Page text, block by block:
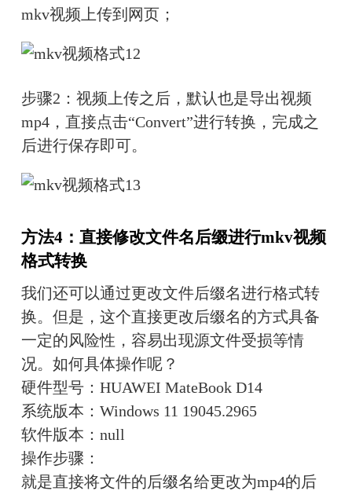
mkv视频上传到网页；
步骤2：视频上传之后，默认也是导出视频
mp4，直接点击“Convert”进行转换，完成之
后进行保存即可。
方法4：直接修改文件名后缀进行mkv视频
格式转换
我们还可以通过更改文件后缀名进行格式转
换。但是，这个直接更改后缀名的方式具备
一定的风险性，容易出现源文件受损等情
况。如何具体操作呢？
硬件型号：HUAWEI MateBook D14
系统版本：Windows 11 19045.2965
软件版本：null
操作步骤：
就是直接将文件的后缀名给更改为mp4的后